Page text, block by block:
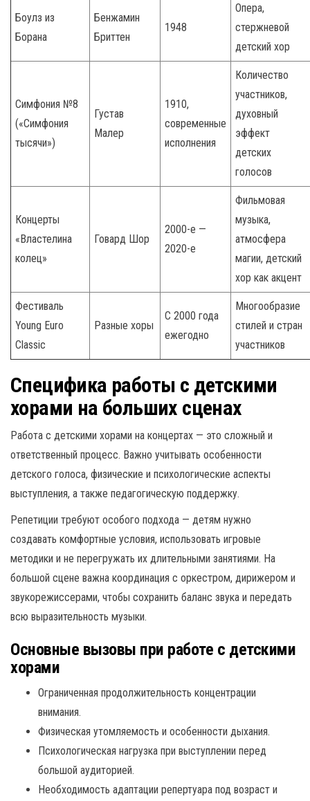
Боулз из
Борана
Бенжамин
Бриттен
1948
Опера,
стержневой
детский хор
Симфония №8
(«Симфония
тысячи»)
Густав
Малер
1910,
современные
исполнения
Количество
участников,
духовный
эффект
детских
голосов
Концерты
«Властелина
колец»
Говард Шор
2000-е —
2020-е
Фильмовая
музыка,
атмосфера
магии, детский
хор как акцент
Фестиваль
Young Euro
Classic
Разные хоры
С 2000 года
ежегодно
Многообразие
стилей и стран
участников
Специфика работы с детскими
хорами на больших сценах
Работа с детскими хорами на концертах — это сложный и
ответственный процесс. Важно учитывать особенности
детского голоса, физические и психологические аспекты
выступления, а также педагогическую поддержку.
Репетиции требуют особого подхода — детям нужно
создавать комфортные условия, использовать игровые
методики и не перегружать их длительными занятиями. На
большой сцене важна координация с оркестром, дирижером и
звукорежиссерами, чтобы сохранить баланс звука и передать
всю выразительность музыки.
Основные вызовы при работе с детскими
хорами
Ограниченная продолжительность концентрации
внимания.
Физическая утомляемость и особенности дыхания.
Психологическая нагрузка при выступлении перед
большой аудиторией.
Необходимость адаптации репертуара под возраст и